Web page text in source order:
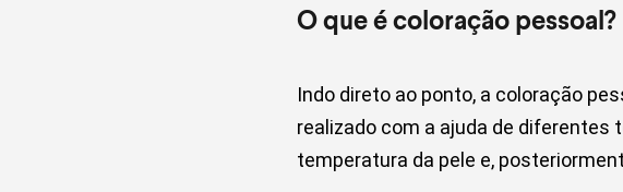
O que é coloração pessoal?
Indo direto ao ponto, a coloração
realizado com a ajuda de diferentes
temperatura da pele e,